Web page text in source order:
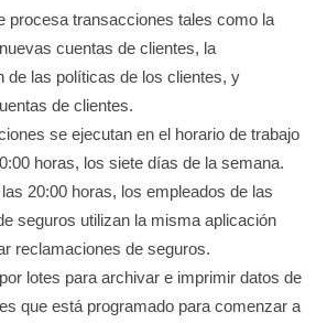
procesa transacciones tales como la
cuentas de clientes, la
de las políticas de los clientes, y
de clientes.
se ejecutan en el horario de trabajo
horas, los siete días de la semana.
20:00 horas, los empleados de las
seguros utilizan la misma aplicación
reclamaciones de seguros.
lotes para archivar e imprimir datos de
que está programado para comenzar a